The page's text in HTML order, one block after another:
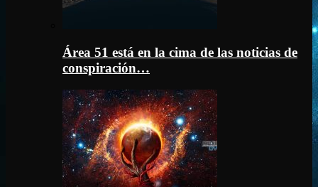
Área 51 está en la cima de las noticias de
conspiración…